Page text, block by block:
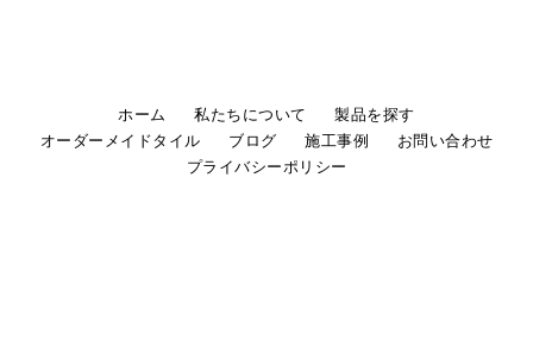
ホーム 私たちについて
製品を探す
オーダーメイドタイル
ブログ 施工事例
お問い合わせ
プライバシーポリシー